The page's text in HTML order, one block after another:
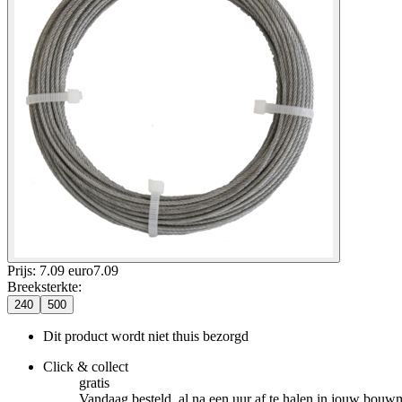
Prijs: 7.09 euro7.09
Breeksterkte:
240 500
Dit product wordt niet thuis bezorgd
Click & collect
gratis
Vandaag besteld, al na een uur af te halen in jouw